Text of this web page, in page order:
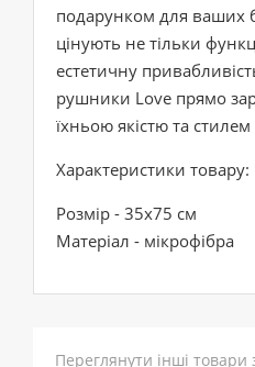
подарунком для ваших
цінують не тільки
естетичну
рушники Love прямо
їхньою якістю та стилем
Характеристики товару:
Розмір - 35х75 см
Матеріал - мікрофібра
Переглянути інші товари